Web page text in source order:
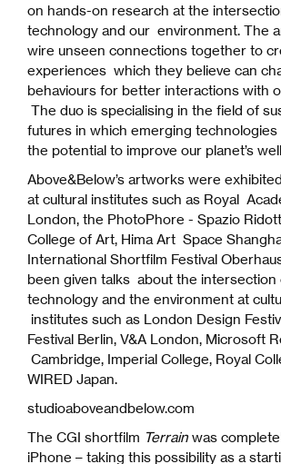
on hands-on research at the
technology and our environment. The
wire unseen connections together to
experiences which they believe can
behaviours for better interactions with
The duo is specialising in the field of
futures in which emerging
the potential to improve our planet’s
Above&Below’s artworks were
at cultural institutes such as Royal
London, the PhotoPhore - Spazio
College of Art, Hima Art Space
International Shortfilm Festival
been given talks about the intersection
technology and the environment at
institutes such as London Design
Festival Berlin, V&A London, Microsoft
Cambridge, Imperial College, Royal
WIRED Japan.
studioaboveandbelow.com
The CGI shortfilm Terrainwas
iPhone – taking this possibility as a